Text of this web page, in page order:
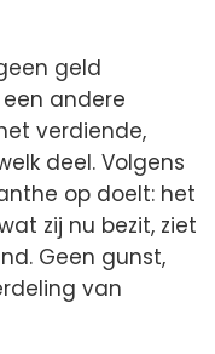
geld
een andere
verdiende,
deel. Volgens
op doelt: het
zij nu bezit, ziet
Geen gunst,
van